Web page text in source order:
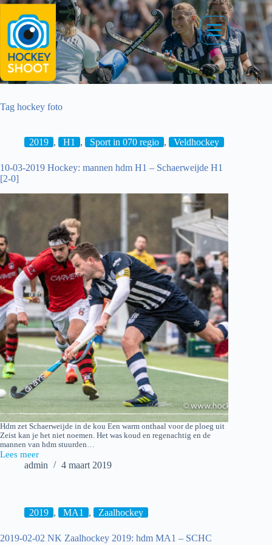
Ga
de
inhoud
Tag hockey foto
2019 , H1 , Sport in 070 regio , Veldhockey
10-03-2019 Hockey: mannen hdm H1 – Schaerweijde H1
[2-0]
Hdm zet Schaerweijde in de kou Een warm onthaal voor de ploeg uit
Zeist kan je het niet noemen. Het was koud en regenachtig en de
mannen van hdm stuurden…
Lees meer
10-
Schaerweijde
admin 4 maart 2019
2019 , MA1 , Zaalhockey
2019-02-02 NK Zaalhockey 2019: hdm MA1 – SCHC